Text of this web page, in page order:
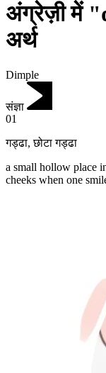
अंग्रेज़ी में
अर्थ
Dimple
संज्ञा
01
गड्ढा,छोटा गड्ढा
a small hollow place
cheeks when one